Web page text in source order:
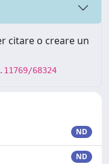
citare o creare un
68324
ND
ND